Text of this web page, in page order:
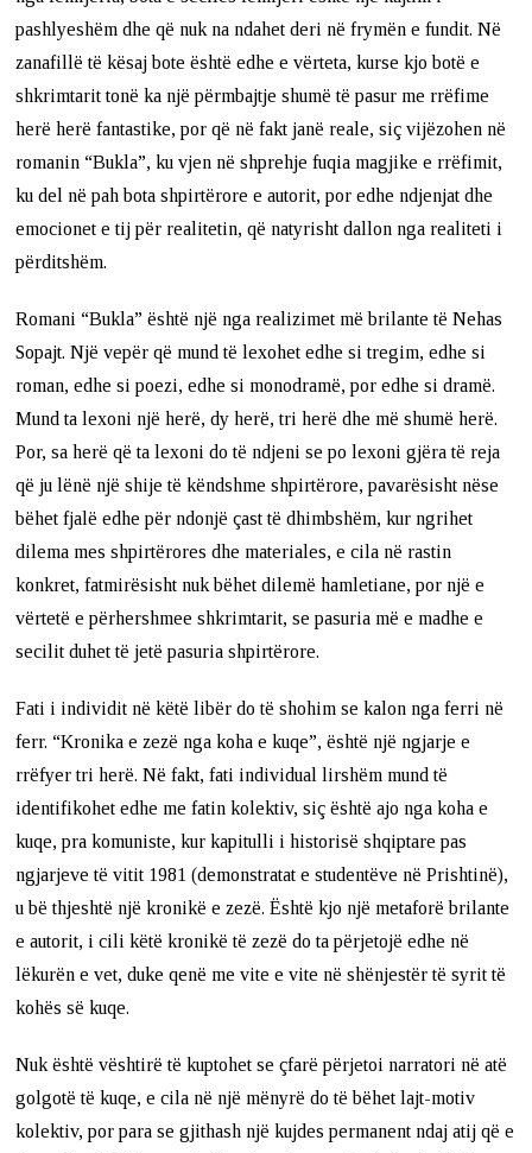
pashlyeshëm dhe që nuk na ndahet deri në frymën e fundit. Në
zanafillë të kësaj bote është edhe e vërteta, kurse kjo botë e
shkrimtarit tonë ka një përmbajtje shumë të pasur me rrëfime
herë herë fantastike, por që në fakt janë reale, siç vijëzohen në
romanin “Bukla”, ku vjen në shprehje fuqia magjike e rrëfimit,
ku del në pah bota shpirtërore e autorit, por edhe ndjenjat dhe
emocionet e tij për realitetin, që natyrisht dallon nga realiteti i
përditshëm.
Romani “Bukla” është një nga realizimet më brilante të Nehas
Sopajt. Një vepër që mund të lexohet edhe si tregim, edhe si
roman, edhe si poezi, edhe si monodramë, por edhe si dramë.
Mund ta lexoni një herë, dy herë, tri herë dhe më shumë herë.
Por, sa herë që ta lexoni do të ndjeni se po lexoni gjëra të reja
që ju lënë një shije të këndshme shpirtërore, pavarësisht nëse
bëhet fjalë edhe për ndonjë çast të dhimbshëm, kur ngrihet
dilema mes shpirtërores dhe materiales, e cila në rastin
konkret, fatmirësisht nuk bëhet dilemë hamletiane, por një e
vërtetë e përhershmee shkrimtarit, se pasuria më e madhe e
secilit duhet të jetë pasuria shpirtërore.
Fati i individit në këtë libër do të shohim se kalon nga ferri në
ferr. “Kronika e zezë nga koha e kuqe”, është një ngjarje e
rrëfyer tri herë. Në fakt, fati individual lirshëm mund të
identifikohet edhe me fatin kolektiv, siç është ajo nga koha e
kuqe, pra komuniste, kur kapitulli i historisë shqiptare pas
ngjarjeve të vitit 1981 (demonstratat e studentëve në Prishtinë),
u bë thjeshtë një kronikë e zezë. Është kjo një metaforë brilante
e autorit, i cili këtë kronikë të zezë do ta përjetojë edhe në
lëkurën e vet, duke qenë me vite e vite në shënjestër të syrit të
kohës së kuqe.
Nuk është vështirë të kuptohet se çfarë përjetoi narratori në atë
golgotë të kuqe, e cila në një mënyrë do të bëhet lajt-motiv
kolektiv, por para se gjithash një kujdes permanent ndaj atij që e